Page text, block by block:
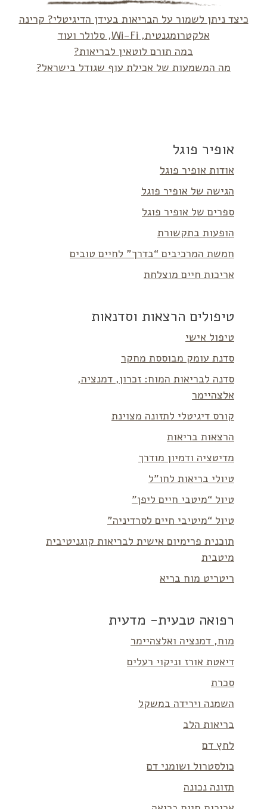
כיצד ניתן לשמור על הבריאות בעידן הדיגיטלי? קרינה
אלקטרומגנטית, Wi-Fi, סלולר ועוד
במה תורם לוטאין לבריאות?
מה המשמעות של אכילת עוף שגודל בישראל?
אופיר פוגל
אודות אופיר פוגל
הגישה של אופיר פוגל
ספרים של אופיר פוגל
הופעות בתקשורת
חמשת המרכיבים “בדרך” לחיים טובים
אריכות חיים מוצלחת
טיפולים הרצאות וסדנאות
טיפול אישי
סדנת עומק מבוססת מחקר
סדנה לבריאות המוח: זכרון, דמנציה,
אלצהיימר
קורס דיגיטלי לתזונה מצוינת
הרצאות בריאות
מדיטציה ודמיון מודרך
טיולי בריאות לחו”ל
טיול “מיטבי חיים ליפן”
טיול “מיטיבי חיים לסרדיניה”
תוכנית פרימיום אישית לבריאות קוגניטיבית
מיטבית
ריטריט מוח בריא
רפואה טבעית- מדעית
מוח, דמנציה ואלצהיימר
דיאטת אורז וניקוי רעלים
סכרת
השמנה וירידה במשקל
בריאות הלב
לחץ דם
כולסטרול ושומני דם
תזונה נכונה